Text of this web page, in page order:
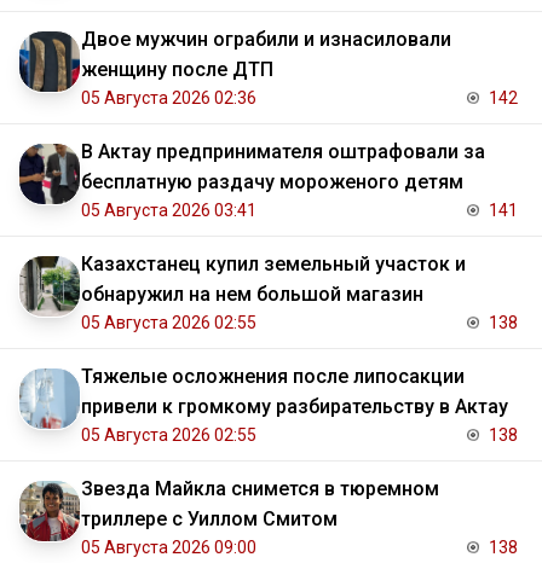
Двое мужчин ограбили и изнасиловали
женщину после ДТП
05 Августа 2026 02:36 142
В Актау предпринимателя оштрафовали за
бесплатную раздачу мороженого детям
05 Августа 2026 03:41 141
Казахстанец купил земельный участок и
обнаружил на нем большой магазин
05 Августа 2026 02:55 138
Тяжелые осложнения после липосакции
привели к громкому разбирательству в Актау
05 Августа 2026 02:55 138
Звезда Майкла снимется в тюремном
триллере с Уиллом Смитом
05 Августа 2026 09:00 138